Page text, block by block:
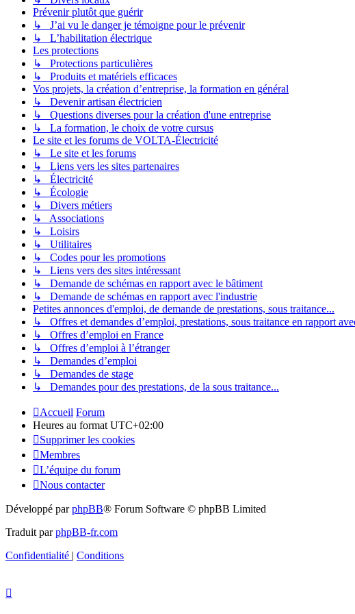
Prévenir plutôt que guérir
↳ J’ai vu le danger je témoigne pour le prévenir
↳ L’habilitation électrique
Les protections
↳ Protections particulières
↳ Produits et matériels efficaces
Vos projets, la création d’entreprise, la formation en général
↳ Devenir artisan électricien
↳ Questions diverses pour la création d'une entreprise
↳ La formation, le choix de votre cursus
Le site et les forums de VOLTA-Électricité
↳ Le site et les forums
↳ Liens vers les sites partenaires
↳ Électricité
↳ Écologie
↳ Divers métiers
↳ Associations
↳ Loisirs
↳ Utilitaires
↳ Codes pour les promotions
↳ Liens vers des sites intéressant
↳ Demande de schémas en rapport avec le bâtiment
↳ Demande de schémas en rapport avec l'industrie
Petites annonces d'emploi, de demande de prestations, sous traitance...
↳ Offres et demandes d’emploi, prestations, sous traitance en rapport
↳ Offres d’emploi en France
↳ Offres d’emploi à l’étranger
↳ Demandes d’emploi
↳ Demandes de stage
↳ Demandes pour des prestations, de la sous traitance...
Accueil Forum
Heures au formatUTC+02:00
Supprimer les cookies
Membres
L’équipe du forum
Nous contacter
Développé parphpBB® Forum Software © phpBB Limited
Traduit parphpBB-fr.com
Confidentialité
Conditions